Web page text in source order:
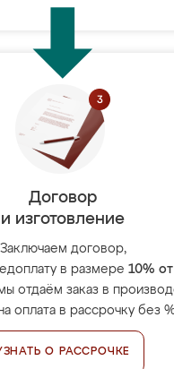
Договор
и изготовление
Заключаем договор,
в размере 10%
отдаём заказ в
оплата в рассрочку без
О РАССРОЧКЕ